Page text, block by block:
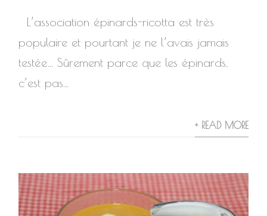
L’association épinards-ricotta est très
populaire et pourtant je ne l’avais jamais
testée… Sûrement parce que les épinards,
c’est pas...
+ READ MORE